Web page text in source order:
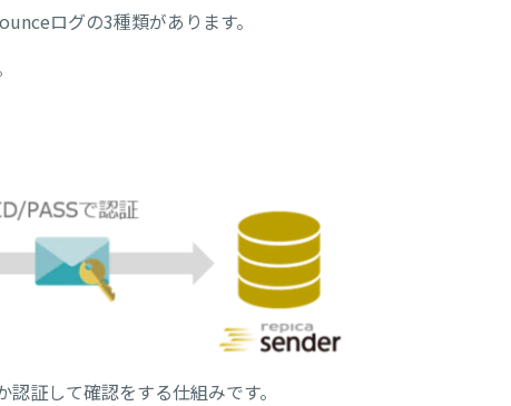
ログの3種類があります。
証して確認をする仕組みです。